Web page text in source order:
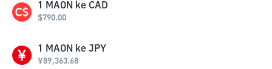
1 MAON ke CAD
$790.00
1 MAON ke JPY
¥89,363.68